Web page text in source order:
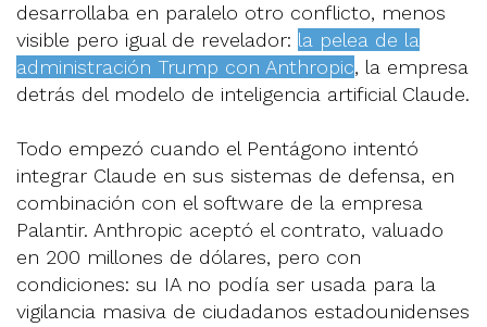
desarrollaba en paralelo otro conflicto, menos
visible pero igual de revelador: la pelea de la
administración Trump con Anthropic, la empresa
detrás del modelo de inteligencia artificial Claude.
Todo empezó cuando el Pentágono intentó
integrar Claude en sus sistemas de defensa, en
combinación con el software de la empresa
Palantir. Anthropic aceptó el contrato, valuado
en 200 millones de dólares, pero con
condiciones: su IA no podía ser usada para la
vigilancia masiva de ciudadanos estadounidenses